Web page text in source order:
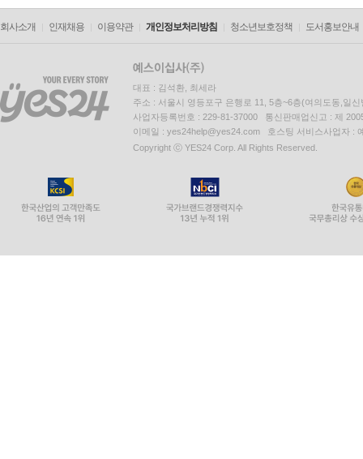
회사소개 인재채용 이용약관 개인정보처리방침 청소년보호정책 도서홍보안내
대표 : 김석환, 최세라
주소 : 서울시 영등포구 은행로 11, 5층~6층(여의도동,일신
사업자등록번호 : 229-81-37000 통신판매업신고 : 제
이메일 : yes24help@yes24.com 호스팅 서비스사업자 :
Copyright ⓒ YES24 Corp. All Rights Reserved.